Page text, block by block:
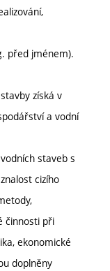
před jménem).
získá v
a vodní
staveb s
cizího
činnosti při
ekonomické
doplněny